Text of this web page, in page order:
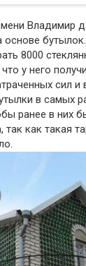
Владимир
8000
у него
сил и
в самых
ранее в них
так как такая